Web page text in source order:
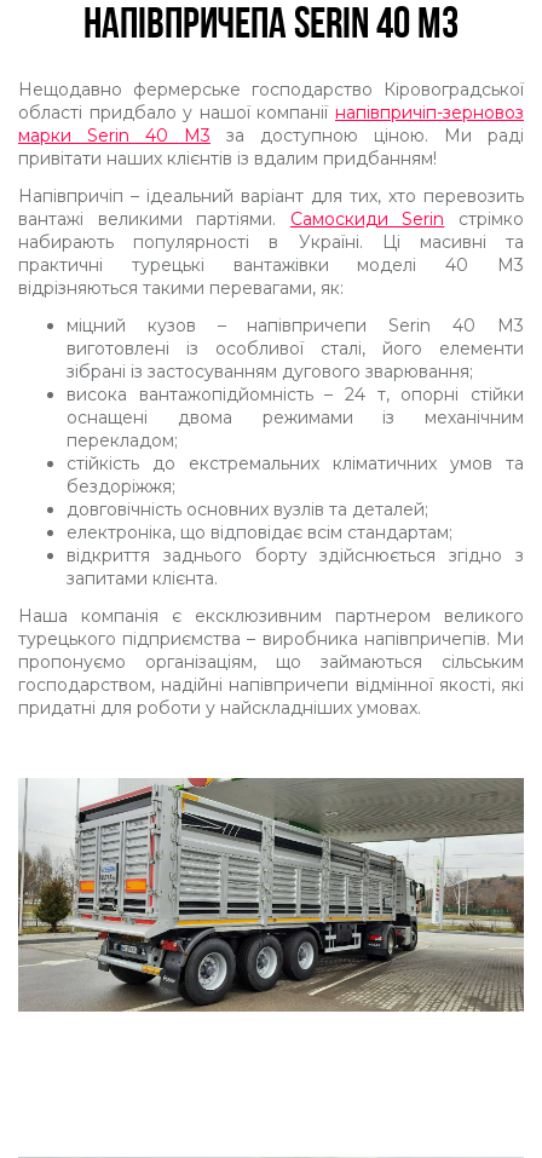
НАПІВПРИЧЕПА SERIN 40 М3
Нещодавно фермерське господарство Кіровоградської
області придбало у нашої компанії напівпричіп-зерновоз
марки Serin 40 М3 за доступною ціною. Ми раді
привітати наших клієнтів із вдалим придбанням!
Напівпричіп – ідеальний варіант для тих, хто перевозить
вантажі великими партіями. Самоскиди Serin стрімко
набирають популярності в Україні. Ці масивні та
практичні турецькі вантажівки моделі 40 М3
відрізняються такими перевагами, як:
міцний кузов – напівпричепи Serin 40 М3
виготовлені із особливої ​​сталі, його елементи
зібрані із застосуванням дугового зварювання;
висока вантажопідйомність – 24 т, опорні стійки
оснащені двома режимами із механічним
перекладом;
стійкість до екстремальних кліматичних умов та
бездоріжжя;
довговічність основних вузлів та деталей;
електроніка, що відповідає всім стандартам;
відкриття заднього борту здійснюється згідно з
запитами клієнта.
Наша компанія є ексклюзивним партнером великого
турецького підприємства – виробника напівпричепів. Ми
пропонуємо організаціям, що займаються сільським
господарством, надійні напівпричепи відмінної якості, які
придатні для роботи у найскладніших умовах.